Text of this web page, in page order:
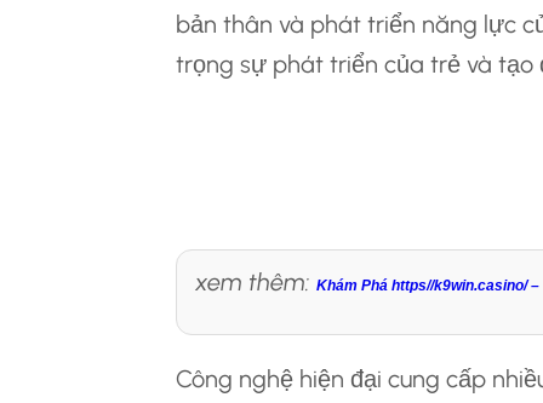
bản thân và phát triển năng lực
trọng sự phát triển của trẻ và tạo
xem thêm: Khám Phá https//k9win.casino/
Công nghệ hiện đại cung cấp